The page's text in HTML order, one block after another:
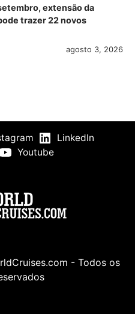
extensão da
trazer 22 novos
agosto 3, 2026
LinkedIn
Youtube
- Todos os